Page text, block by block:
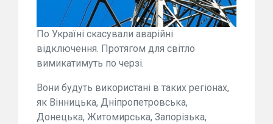
По Україні скасували аварійні
відключення. Протягом для світло
вимикатимуть по черзі.
Вони будуть використані в таких регіонах,
як Вінницька, Дніпропетровська,
Донецька, Житомирська, Запорізька,